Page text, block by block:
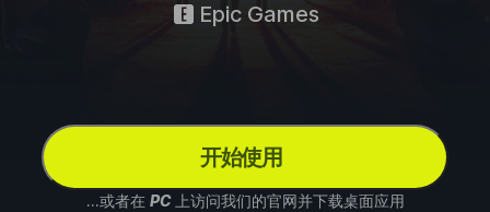
Epic Games
开始使用
...或者在 PC上访问我们的官网并下载桌面应用